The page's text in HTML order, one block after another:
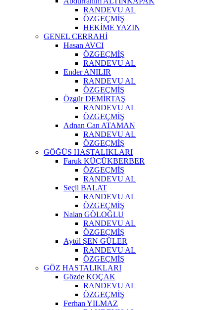
RANDEVU AL
ÖZGEÇMİŞ
HEKİME YAZIN
GENEL CERRAHİ
Hasan AVCI
ÖZGEÇMİŞ
RANDEVU AL
Ender ANILIR
RANDEVU AL
ÖZGEÇMİŞ
Özgür DEMİRTAŞ
RANDEVU AL
ÖZGEÇMİŞ
Adnan Can ATAMAN
RANDEVU AL
ÖZGEÇMİŞ
GÖĞÜS HASTALIKLARI
Faruk KÜÇÜKBERBER
ÖZGEÇMİŞ
RANDEVU AL
Seçil BALAT
RANDEVU AL
ÖZGEÇMİŞ
Nalan GÖLOĞLU
RANDEVU AL
ÖZGEÇMİŞ
Aytül ŞEN GÜLER
RANDEVU AL
ÖZGEÇMİŞ
GÖZ HASTALIKLARI
Gözde KOÇAK
RANDEVU AL
ÖZGEÇMİŞ
Ferhan YILMAZ